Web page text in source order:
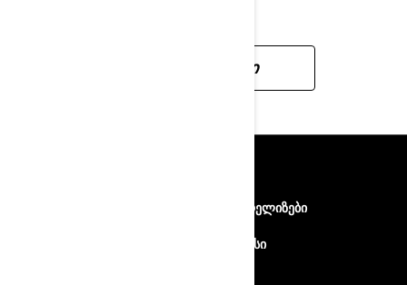
ᲬᲐᲘᲙᲘᲗᲮᲔ ᲛᲔᲢᲘ
პრეს რელიზები
როტაქსი